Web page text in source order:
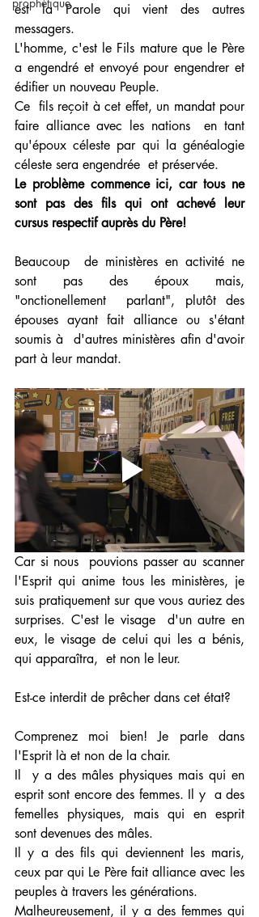
est la Parole qui vient des autres
messagers.
L'homme, c'est le Fils mature que le Père
a engendré et envoyé pour engendrer et
édifier un nouveau Peuple.
Ce  fils reçoit à cet effet, un mandat pour
faire alliance avec les nations  en tant
qu'époux céleste par qui la généalogie
céleste sera engendrée  et préservée.
Le problème commence ici, car tous ne
sont pas des fils qui ont achevé leur
cursus respectif auprès du Père!
Beaucoup  de ministères en activité ne
sont pas des époux mais,
"onctionellement  parlant", plutôt des
épouses ayant fait alliance ou s'étant
soumis à  d'autres ministères afin d'avoir
part à leur mandat.
Car si nous  pouvions passer au scanner
l'Esprit qui anime tous les ministères, je
suis pratiquement sur que vous auriez des
surprises. C'est le visage  d'un autre en
eux, le visage de celui qui les a bénis,
qui apparaîtra,  et non le leur.
Est-ce interdit de prêcher dans cet état?
Comprenez moi bien! Je parle dans
l'Esprit là et non de la chair.
Il  y a des mâles physiques mais qui en
esprit sont encore des femmes. Il y  a des
femelles physiques, mais qui en esprit
sont devenues des mâles.
Il y a des fils qui deviennent les maris,
ceux par qui Le Père fait alliance avec les
peuples à travers les générations.
Malheureusement, il y a des femmes qui